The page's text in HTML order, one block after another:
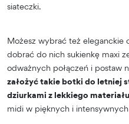
siateczki.
Możesz wybrać też eleganckie
dobrać do nich sukienkę maxi
odważnych połączeń i postaw
założyć takie botki do letniej
dziurkami z lekkiego materiału
midi w pięknych i